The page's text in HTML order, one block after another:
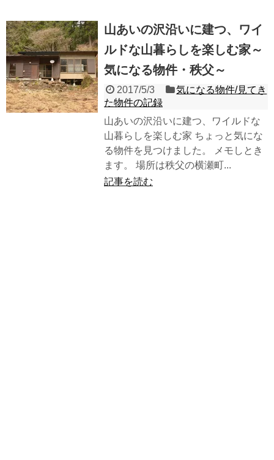
山あいの沢沿いに建つ、ワイ
ルドな山暮らしを楽しむ家～
気になる物件・秩父～
2017/5/3
気になる物件/見てき
た物件の記録
山あいの沢沿いに建つ、ワイルドな
山暮らしを楽しむ家 ちょっと気にな
る物件を見つけました。 メモしとき
ます。 場所は秩父の横瀬町...
記事を読む